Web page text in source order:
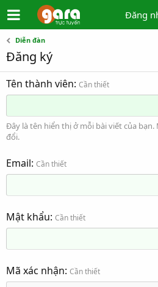
Đăng
Diễn đàn
Đăng ký
Tên thành viên Cần thiết
Đây là tên hiển thị ở mỗi bài viết của
đổi.
Email Cần thiết
Mật khẩu Cần thiết
Mã xác nhận Cần thiết